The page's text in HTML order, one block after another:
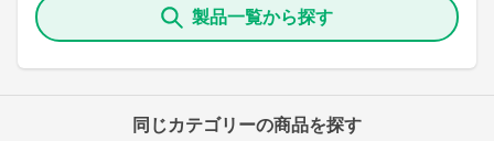
製品一覧から探す
同じカテゴリーの商品を探す